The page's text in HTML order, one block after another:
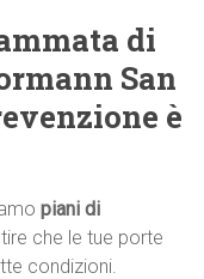
di
San
è
piani di
che le tue porte
condizioni.